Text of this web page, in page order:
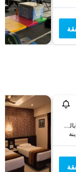
1 Convent Rd, تيروتشيرابالي, الهند